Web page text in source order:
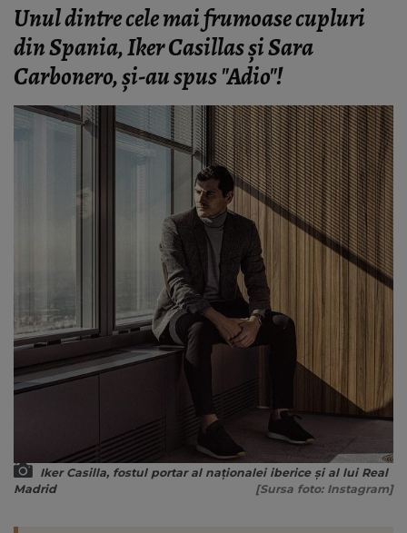
Unul dintre cele mai frumoase cupluri
din Spania, Iker Casillas și Sara
Carbonero, și-au spus "Adio"!
Iker Casilla, fostul portar al naţionalei iberice şi al lui Real
Madrid
[Sursa foto: Instagram]